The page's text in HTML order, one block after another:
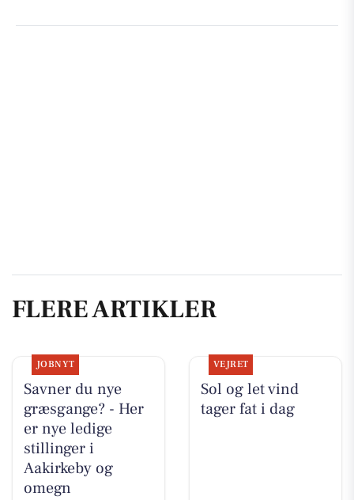
FLERE ARTIKLER
JOBNYT
Savner du nye
græsgange? - Her
er nye ledige
stillinger i
Aakirkeby og
omegn
VEJRET
Sol og let vind
tager fat i dag